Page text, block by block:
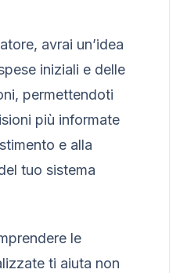
avrai un’idea
iniziali e delle
permettendoti
più informate
e alla
tuo sistema
le
ti aiuta non